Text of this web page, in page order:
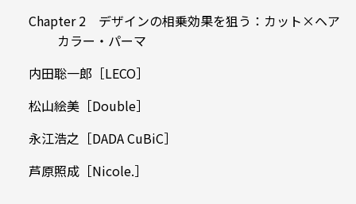
Chapter 2 デザインの相乗効果を狙う：カット×ヘア
カラー・パーマ
内田聡一郎［LECO］
松山絵美［Double］
永江浩之［DADA CuBiC］
芦原照成［Nicole.］